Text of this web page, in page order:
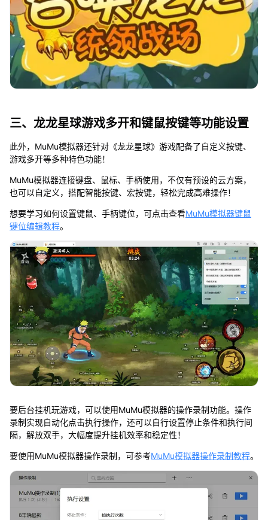
三、龙龙星球游戏多开和键鼠按键等功能设置
此外，MuMu模拟器还针对《龙龙星球》游戏配备了自定义按键、
游戏多开等多种特色功能！
MuMu模拟器连接键盘、鼠标、手柄使用，不仅有预设的云方案，
也可以自定义，搭配智能按键、宏按键，轻松完成高难操作！
想要学习如何设置键鼠、手柄键位，可点击查看MuMu模拟器键鼠
键位编辑教程。
要后台挂机玩游戏，可以使用MuMu模拟器的操作录制功能。操作
录制实现自动化点击执行操作，还可以自行设置停止条件和执行间
隔，解放双手，大幅度提升挂机效率和稳定性！
要使用MuMu模拟器操作录制，可参考MuMu模拟器操作录制教程。